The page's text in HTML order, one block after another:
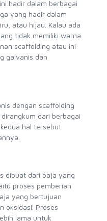
hadir dalam berbagai
yang hadir dalam
atau hijau. Kalau ada
tidak memiliki warna
scaffolding atau ini
galvanis dan
dengan scaffolding
dari berbagai
hal tersebut
dibuat dari baja yang
proses pemberian
yang bertujuan
oksidasi. Proses
lama untuk